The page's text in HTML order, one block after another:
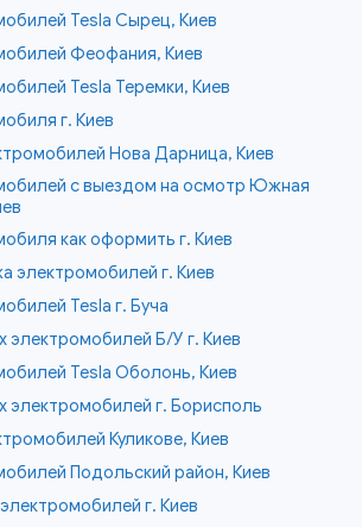
Tesla Сырец, Киев
Феофания, Киев
Tesla Теремки, Киев
г. Киев
Нова Дарница, Киев
с выездом на осмотр Южная
как оформить г. Киев
электромобилей г. Киев
Tesla г. Буча
электромобилей Б/У г. Киев
Tesla Оболонь, Киев
электромобилей г. Борисполь
Куликове, Киев
Подольский район, Киев
г. Киев